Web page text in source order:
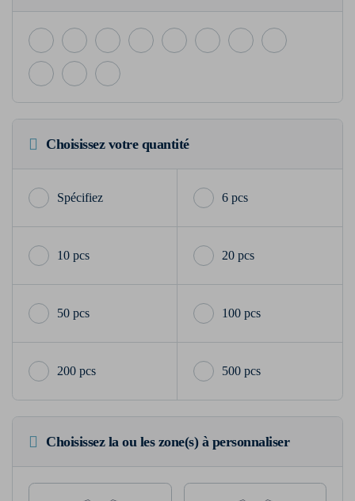
Choisissez votre quantité
6 pcs
10 pcs 20 pcs
50 pcs 100 pcs
200 pcs 500 pcs
Choisissez la ou les zone(s) à personnaliser